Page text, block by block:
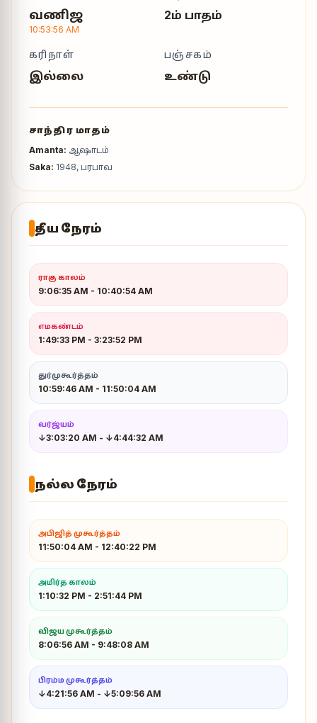
வணிஜ
10:53:56 AM
2ம் பாதம்
கரிநாள்
இல்லை
பஞ்சகம்
உண்டு
சாந்திர மாதம்
Amanta: ஆஷாடம்
Saka: 1948, பரபாவ
தீய நேரம்
ராகு காலம்
9:06:35 AM - 10:40:54 AM
எமகண்டம்
1:49:33 PM - 3:23:52 PM
துர்முகூர்த்தம்
10:59:46 AM - 11:50:04 AM
வர்ஜ்யம்
↓3:03:20 AM - ↓4:44:32 AM
நல்ல நேரம்
அபிஜித் முகூர்த்தம்
11:50:04 AM - 12:40:22 PM
அமிர்த காலம்
1:10:32 PM - 2:51:44 PM
விஜய முகூர்த்தம்
8:06:56 AM - 9:48:08 AM
பிரம்ம முகூர்த்தம்
↓4:21:56 AM - ↓5:09:56 AM